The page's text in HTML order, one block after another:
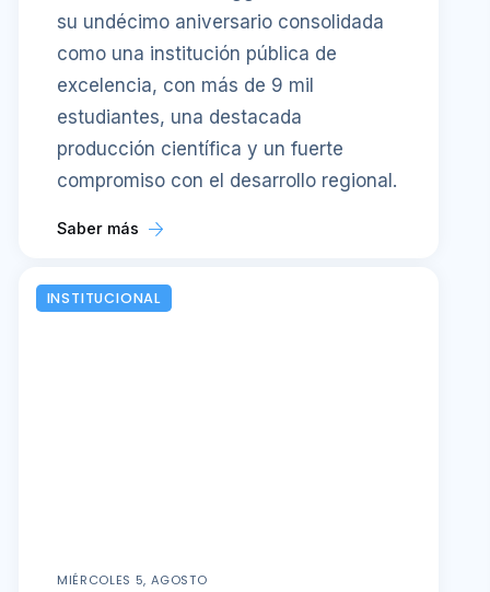
su undécimo aniversario consolidada
como una institución pública de
excelencia, con más de 9 mil
estudiantes, una destacada
producción científica y un fuerte
compromiso con el desarrollo regional.
Saber más
INSTITUCIONAL
MIÉRCOLES 5, AGOSTO